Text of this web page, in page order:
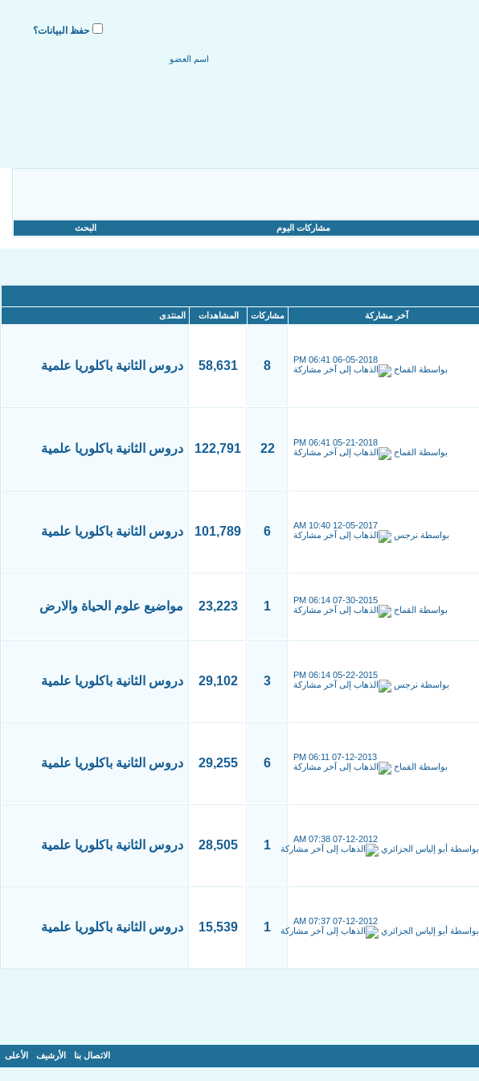
حفظ البيانات؟
مشاركات اليوم البحث
آخر مشاركة مشاركات المشاهدات المنتدى
06-05-2018
06:41 PM
بواسطة القماح 8
58,631 دروس الثانية باكلوريا علمية
05-21-2018
06:41 PM
بواسطة القماح 22
122,791 دروس الثانية باكلوريا علمية
12-05-2017
10:40 AM
بواسطة نرجس 6
101,789 دروس الثانية باكلوريا علمية
07-30-2015
06:14 PM
بواسطة القماح 1
23,223 مواضيع علوم الحياة والارض
05-22-2015
06:14 PM
بواسطة نرجس 3
29,102 دروس الثانية باكلوريا علمية
07-12-2013
06:11 PM
بواسطة القماح 6
29,255 دروس الثانية باكلوريا علمية
07-12-2012
07:38 AM
بواسطة أبو إلياس الجزائري 1
28,505 دروس الثانية باكلوريا علمية
07-12-2012
07:37 AM
بواسطة أبو إلياس الجزائري 1
15,539 دروس الثانية باكلوريا علمية
الاتصال بنا الأرشيف الأعلى